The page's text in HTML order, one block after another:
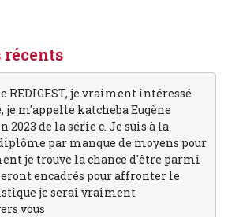
récents
REDIGEST, je vraiment intéressé
m'appelle katcheba Eugène
2023 de la série c. Je suis à la
par manque de moyens pour
je trouve la chance d'être parmi
encadrés pour affronter le
je serai vraiment
vous